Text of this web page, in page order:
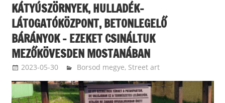
KÁTYÚSZÖRNYEK, HULLADÉK-
LÁTOGATÓKÖZPONT, BETONLEGELŐ
BÁRÁNYOK – EZEKET CSINÁLTUK
MEZŐKÖVESDEN MOSTANÁBAN
2023-05-30 balazssandorsandorbalazs
Borsod megye, Street art